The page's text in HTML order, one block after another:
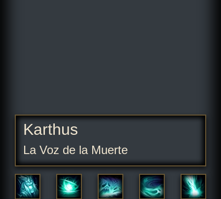
Karthus
La Voz de la Muerte